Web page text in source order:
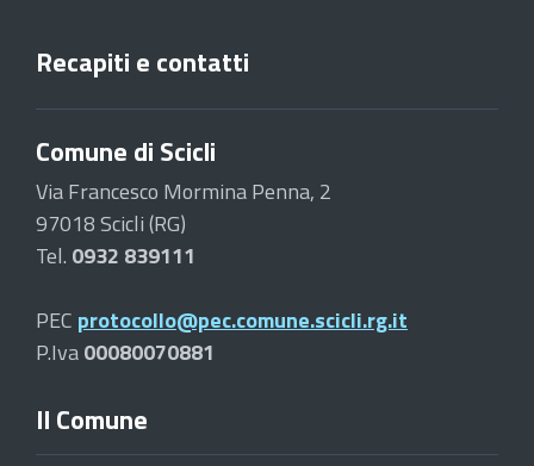
Recapiti e contatti
Comune di Scicli
Via Francesco Mormina Penna, 2
97018 Scicli (RG)
Tel. 0932 839111
PEC protocollo@pec.comune.scicli.rg.it
P.Iva00080070881
Il Comune